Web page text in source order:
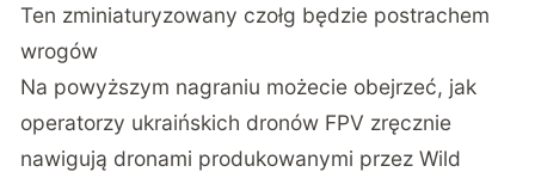
Ten zminiaturyzowany czołg będzie postrachem
wrogów
Na powyższym nagraniu możecie obejrzeć, jak
operatorzy ukraińskich dronów FPV zręcznie
nawigują dronami produkowanymi przez Wild